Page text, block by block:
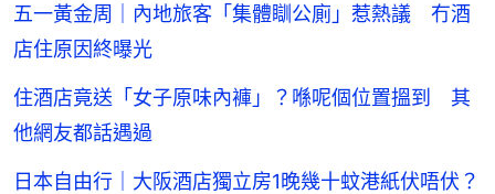
五一黃金周｜內地旅客「集體瞓公廁」惹熱議 冇酒
店住原因終曝光
住酒店竟送「女子原味內褲」？喺呢個位置搵到 其
他網友都話遇過
日本自由行｜大阪酒店獨立房1晚幾十蚊港紙伏唔伏？